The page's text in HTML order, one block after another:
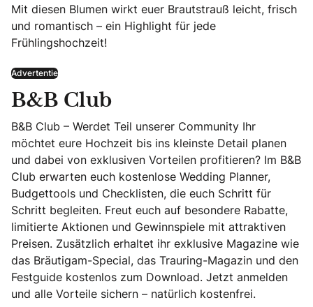
Mit diesen Blumen wirkt euer Brautstrauß leicht, frisch
und romantisch – ein Highlight für jede
Frühlingshochzeit!
Advertentie
B&B Club
B&B Club – Werdet Teil unserer Community Ihr
möchtet eure Hochzeit bis ins kleinste Detail planen
und dabei von exklusiven Vorteilen profitieren? Im B&B
Club erwarten euch kostenlose Wedding Planner,
Budgettools und Checklisten, die euch Schritt für
Schritt begleiten. Freut euch auf besondere Rabatte,
limitierte Aktionen und Gewinnspiele mit attraktiven
Preisen. Zusätzlich erhaltet ihr exklusive Magazine wie
das Bräutigam-Special, das Trauring-Magazin und den
Festguide kostenlos zum Download. Jetzt anmelden
und alle Vorteile sichern – natürlich kostenfrei.